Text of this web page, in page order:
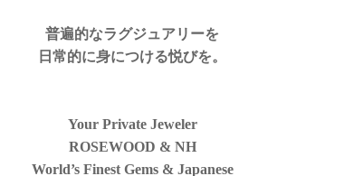
普遍的なラグジュアリーを
日常的に身につける悦びを。
Your Private Jeweler
ROSEWOOD & NH
World’s Finest Gems & Japanese